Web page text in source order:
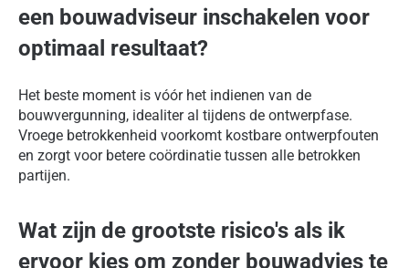
een bouwadviseur inschakelen voor
optimaal resultaat?
Het beste moment is vóór het indienen van de
bouwvergunning, idealiter al tijdens de ontwerpfase.
Vroege betrokkenheid voorkomt kostbare ontwerpfouten
en zorgt voor betere coördinatie tussen alle betrokken
partijen.
Wat zijn de grootste risico's als ik
ervoor kies om zonder bouwadvies te